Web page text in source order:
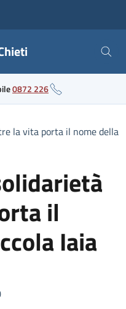
0872 226
la vita porta il nome della
il
Iaia